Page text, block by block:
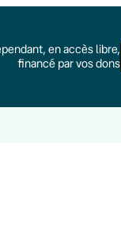
en accès libre,
financé par vos dons